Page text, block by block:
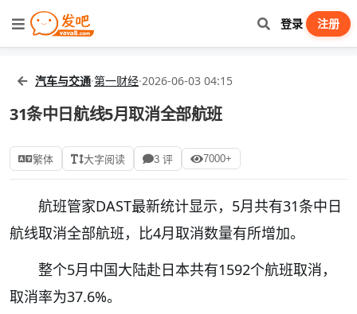
登录 注册
汽车与交通·第一财经·2026-06-03 04:15
31条中日航线5月取消全部航班
繁体 大字阅读 3 评 7000+
航班管家DAST最新统计显示，5月共有31条中日
航线取消全部航班，比4月取消数量有所增加。
整个5月中国大陆赴日本共有1592个航班取消，
取消率为37.6%。